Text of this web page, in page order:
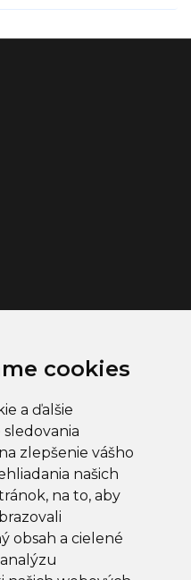
cookies
a ďalšie
zlepšenie vášho
našich
na to, aby
obsah a cielené
obľúbený
Pomáhame
a zamestnancov.